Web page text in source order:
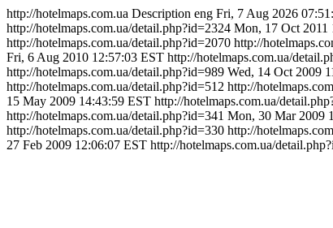
http://hotelmaps.com.ua Description eng Fri, 7 Aug 2026
http://hotelmaps.com.ua/detail.php?id=2324 Mon, 17 Oct 2011
http://hotelmaps.com.ua/detail.php?id=2070 http://
Fri, 6 Aug 2010 12:57:03 EST http://hotelmaps.com.ua/
http://hotelmaps.com.ua/detail.php?id=989 Wed, 14 Oct 2009
http://hotelmaps.com.ua/detail.php?id=512 http://
15 May 2009 14:43:59 EST http://hotelmaps.com.ua/
http://hotelmaps.com.ua/detail.php?id=341 Mon, 30 Mar 2009
http://hotelmaps.com.ua/detail.php?id=330 http://
27 Feb 2009 12:06:07 EST http://hotelmaps.com.ua/